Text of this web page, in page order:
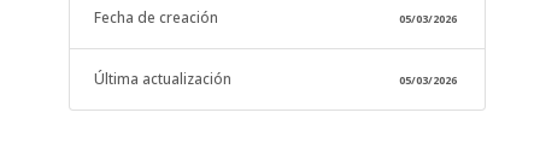
Fecha de creación 05/03/2026
Última actualización 05/03/2026